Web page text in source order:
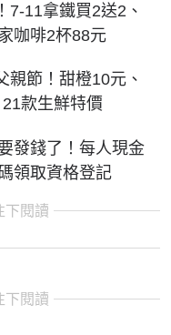
7-11拿鐵買2送2、
咖啡2杯88元
親節！甜橙10元、
款生鮮特價
發錢了！每人現金
領取資格登記
下閱讀
下閱讀